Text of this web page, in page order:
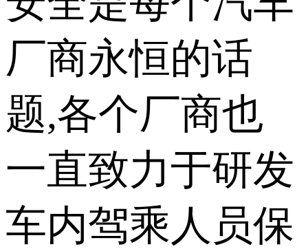
厂商永恒的话
题,各个厂商也
一直致力于研发
车内驾乘人员保